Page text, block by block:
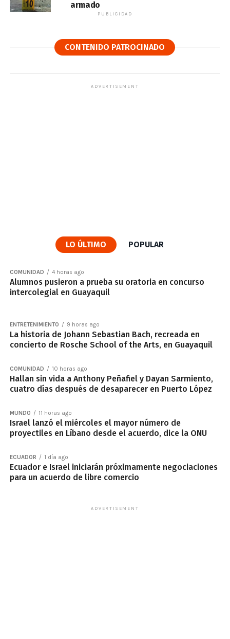
armado
PUBLICIDAD
CONTENIDO PATROCINADO
ADVERTISEMENT
LO ÚLTIMO POPULAR
COMUNIDAD 4 horas ago
Alumnos pusieron a prueba su oratoria en concurso
intercolegial en Guayaquil
ENTRETENIMIENTO 9 horas ago
La historia de Johann Sebastian Bach, recreada en
concierto de Rosche School of the Arts, en Guayaquil
COMUNIDAD 10 horas ago
Hallan sin vida a Anthony Peñafiel y Dayan Sarmiento,
cuatro días después de desaparecer en Puerto López
MUNDO 11 horas ago
Israel lanzó el miércoles el mayor número de
proyectiles en Líbano desde el acuerdo, dice la ONU
ECUADOR 1 día ago
Ecuador e Israel iniciarán próximamente negociaciones
para un acuerdo de libre comercio
ADVERTISEMENT